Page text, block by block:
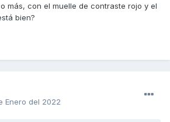
Tech Pulley cuentan con un
más, con el muelle de contraste rojo y el
bien?
Enero del 2022